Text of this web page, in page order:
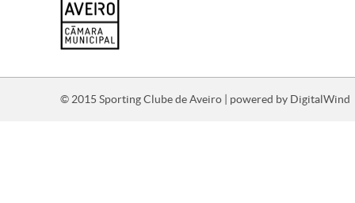
© 2015 Sporting Clube de Aveiro | powered by DigitalWind